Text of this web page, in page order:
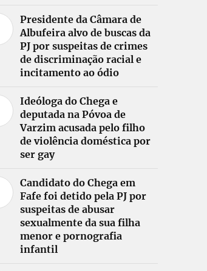
Presidente da Câmara de
Albufeira alvo de buscas da
PJ por suspeitas de crimes
de discriminação racial e
incitamento ao ódio
Ideóloga do Chega e
deputada na Póvoa de
Varzim acusada pelo filho
de violência doméstica por
ser gay
Candidato do Chega em
Fafe foi detido pela PJ por
suspeitas de abusar
sexualmente da sua filha
menor e pornografia
infantil